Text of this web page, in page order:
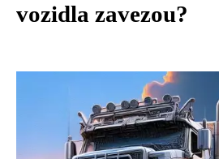
vozidla zavezou?